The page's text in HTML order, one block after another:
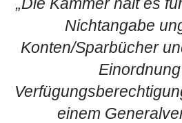
„Die Kammer hält es
Nichtangabe
Konten/Sparbücher
einem